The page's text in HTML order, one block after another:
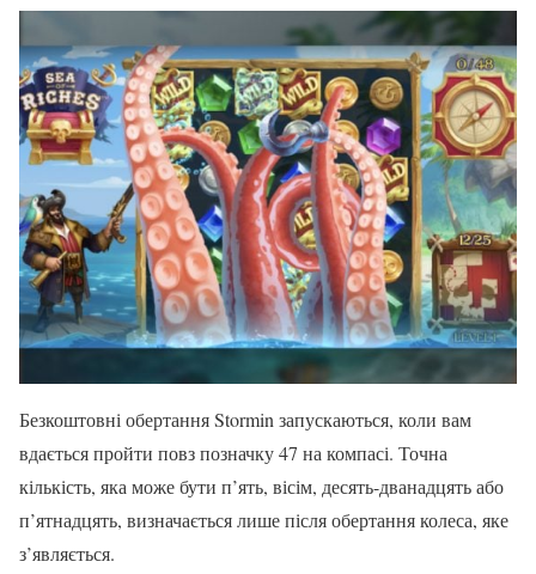
Безкоштовні обертання Stormin запускаються, коли вам
вдається пройти повз позначку 47 на компасі. Точна
кількість, яка може бути п’ять, вісім, десять-дванадцять або
п’ятнадцять, визначається лише після обертання колеса, яке
з’являється.